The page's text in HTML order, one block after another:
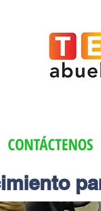
CONTÁCTENOS